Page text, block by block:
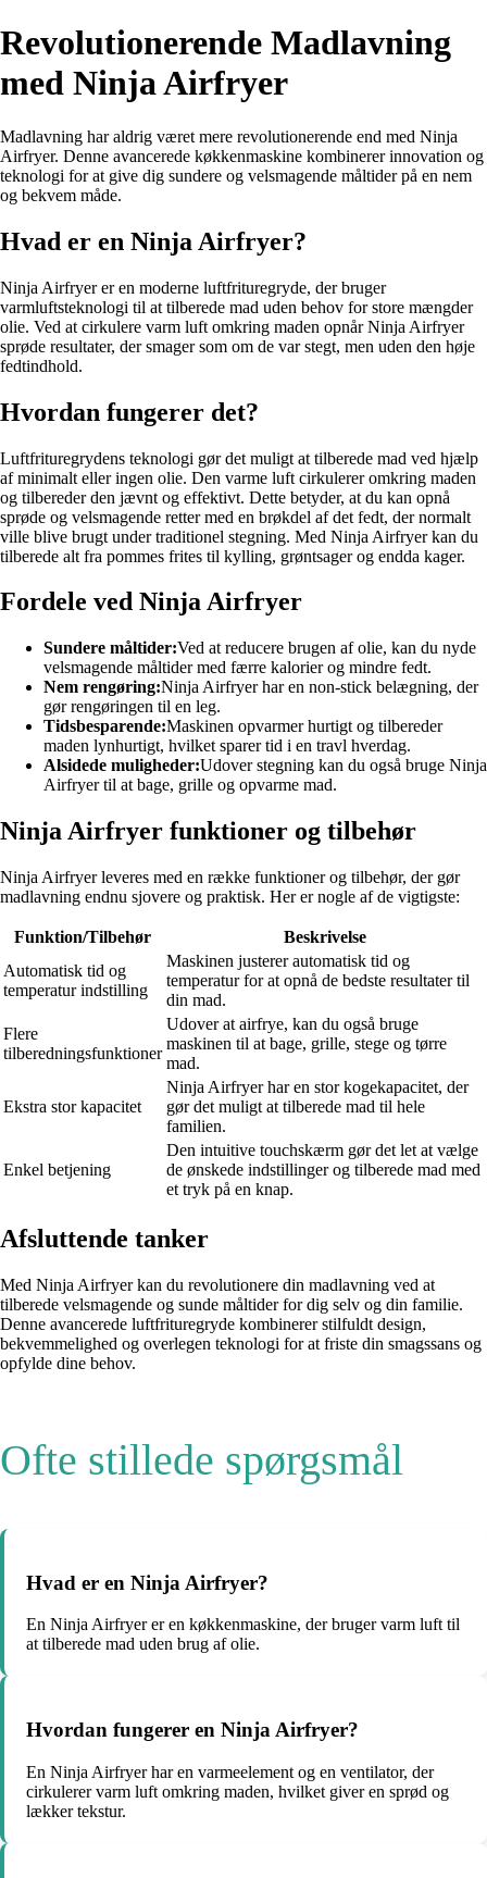
Revolutionerende Madlavning
med Ninja Airfryer
Madlavning har aldrig været mere revolutionerende end med Ninja
Airfryer. Denne avancerede køkkenmaskine kombinerer innovation og
teknologi for at give dig sundere og velsmagende måltider på en nem
og bekvem måde.
Hvad er en Ninja Airfryer?
Ninja Airfryer er en moderne luftfrituregryde, der bruger
varmluftsteknologi til at tilberede mad uden behov for store mængder
olie. Ved at cirkulere varm luft omkring maden opnår Ninja Airfryer
sprøde resultater, der smager som om de var stegt, men uden den høje
fedtindhold.
Hvordan fungerer det?
Luftfrituregrydens teknologi gør det muligt at tilberede mad ved hjælp
af minimalt eller ingen olie. Den varme luft cirkulerer omkring maden
og tilbereder den jævnt og effektivt. Dette betyder, at du kan opnå
sprøde og velsmagende retter med en brøkdel af det fedt, der normalt
ville blive brugt under traditionel stegning. Med Ninja Airfryer kan du
tilberede alt fra pommes frites til kylling, grøntsager og endda kager.
Fordele ved Ninja Airfryer
Sundere måltider:Ved at reducere brugen af olie, kan du nyde
velsmagende måltider med færre kalorier og mindre fedt.
Nem rengøring:Ninja Airfryer har en non-stick belægning, der
gør rengøringen til en leg.
Tidsbesparende:Maskinen opvarmer hurtigt og tilbereder
maden lynhurtigt, hvilket sparer tid i en travl hverdag.
Alsidede muligheder:Udover stegning kan du også bruge Ninja
Airfryer til at bage, grille og opvarme mad.
Ninja Airfryer funktioner og tilbehør
Ninja Airfryer leveres med en række funktioner og tilbehør, der gør
madlavning endnu sjovere og praktisk. Her er nogle af de vigtigste:
Funktion/Tilbehør
Beskrivelse
Automatisk tid og
temperatur indstilling
Maskinen justerer automatisk tid og
temperatur for at opnå de bedste resultater til
din mad.
Flere
tilberedningsfunktioner
Udover at airfrye, kan du også bruge
maskinen til at bage, grille, stege og tørre
mad.
Ekstra stor kapacitet
Ninja Airfryer har en stor kogekapacitet, der
gør det muligt at tilberede mad til hele
familien.
Enkel betjening
Den intuitive touchskærm gør det let at vælge
de ønskede indstillinger og tilberede mad med
et tryk på en knap.
Afsluttende tanker
Med Ninja Airfryer kan du revolutionere din madlavning ved at
tilberede velsmagende og sunde måltider for dig selv og din familie.
Denne avancerede luftfrituregryde kombinerer stilfuldt design,
bekvemmelighed og overlegen teknologi for at friste din smagssans og
opfylde dine behov.
Ofte stillede spørgsmål
Hvad er en Ninja Airfryer?
En Ninja Airfryer er en køkkenmaskine, der bruger varm luft til
at tilberede mad uden brug af olie.
Hvordan fungerer en Ninja Airfryer?
En Ninja Airfryer har en varmeelement og en ventilator, der
cirkulerer varm luft omkring maden, hvilket giver en sprød og
lækker tekstur.